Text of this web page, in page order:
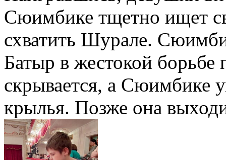
Сюимбике тщетно ищет
схватить Шурале.
Батыр в жестокой борьбе
скрывается, а Сюимбике
крылья. Позже она